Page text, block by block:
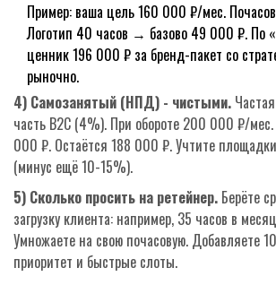
Пример: ваша цель 160 000 ₽/мес.
Логотип 40 часов → базово 49 000 ₽. По
ценник 196 000 ₽ за бренд-пакет со
рыночно.
4) Самозанятый (НПД) - чистыми.
часть B2C (4%). При обороте 200 000 ₽/
000 ₽. Остаётся 188 000 ₽. Учтите
(минус ещё 10-15%).
5) Сколько просить на ретейнер. Берёте
загрузку клиента: например, 35 часов в
Умножаете на свою почасовую. Добавляете
приоритет и быстрые слоты.